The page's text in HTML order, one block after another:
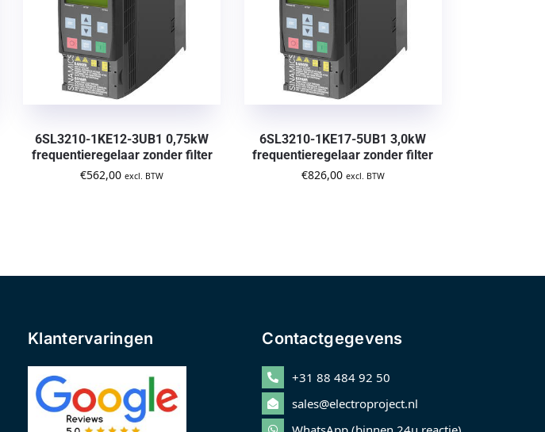
6SL3210-1KE12-3UB1 0,75kW
frequentieregelaar zonder filter
€562,00 excl. BTW
6SL3210-1KE17-5UB1 3,0kW
frequentieregelaar zonder filter
€826,00 excl. BTW
Klantervaringen Contactgegevens
+31 88 484 92 50
sales@electroproject.nl